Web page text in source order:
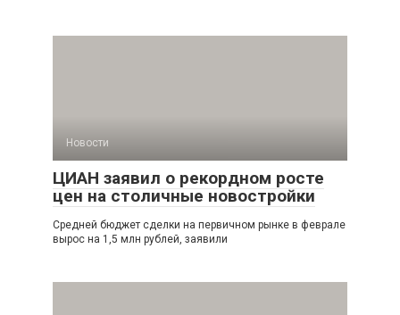
Новости
ЦИАН заявил о рекордном росте
цен на столичные новостройки
Средней бюджет сделки на первичном рынке в феврале
вырос на 1,5 млн рублей, заявили